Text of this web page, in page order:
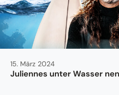
15. März 2024
Juliennes unter Wasser